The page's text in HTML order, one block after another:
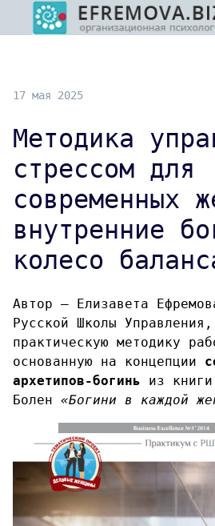
17 мая 2025
Методика
стрессом для
современных
внутренние
колесо
Автор — Елизавета
Русской Школы
практическую методику
основанную на концепции
архетипов-богинь из
Болен «Богини в каждой